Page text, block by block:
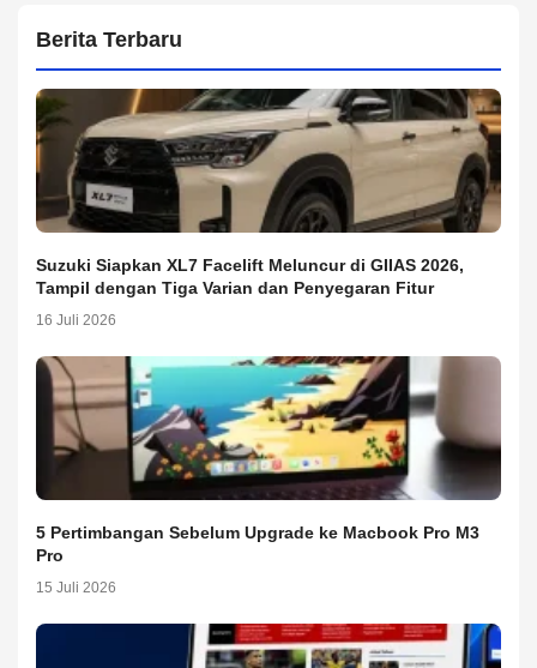
Berita Terbaru
Suzuki Siapkan XL7 Facelift Meluncur di GIIAS 2026,
Tampil dengan Tiga Varian dan Penyegaran Fitur
16 Juli 2026
5 Pertimbangan Sebelum Upgrade ke Macbook Pro M3
Pro
15 Juli 2026